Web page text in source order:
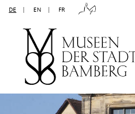
DE EN FR